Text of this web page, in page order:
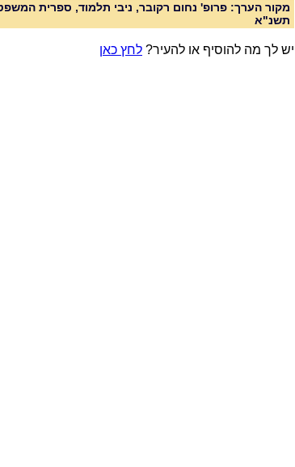
מקור הערך: פרופ' נחום רקובר, ניבי תלמוד, ספרית
תשנ"א
יש לך מה להוסיף או להעיר? לחץ כאן